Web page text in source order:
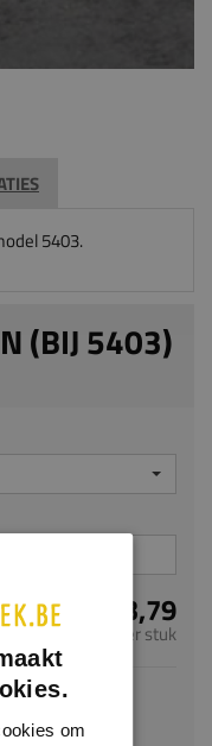
5403.
(BIJ 5403)
€ 3,79
per stuk
de verwachte
om